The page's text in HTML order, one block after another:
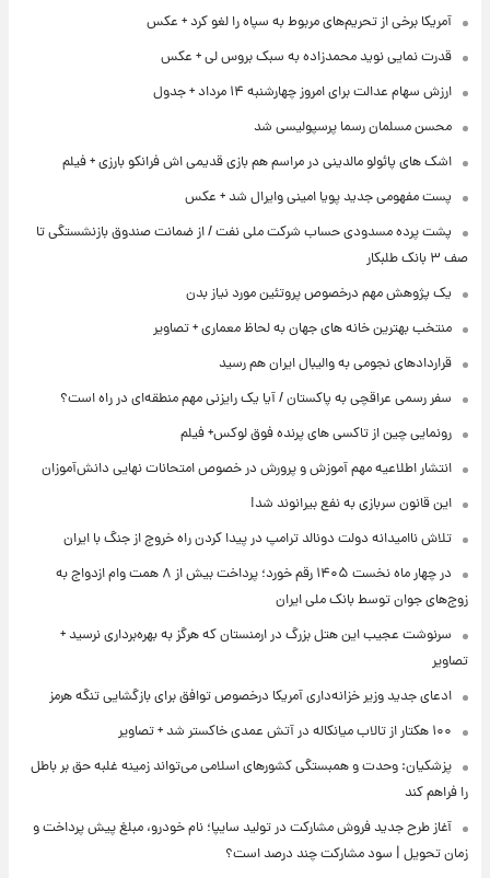
آمریکا برخی از تحریم‌های مربوط به سپاه را لغو کرد + عکس
قدرت نمایی نوید محمدزاده به سبک بروس لی + عکس
ارزش سهام عدالت برای امروز چهارشنبه ۱۴ مرداد + جدول
محسن مسلمان رسما پرسپولیسی شد
اشک های پائولو مالدینی در مراسم هم بازی قدیمی اش فرانکو بارزی + فیلم
پست مفهومی جدید پویا امینی وایرال شد + عکس
پشت پرده‌ مسدودی حساب شرکت ملی نفت / از ضمانت صندوق بازنشستگی تا
صف ۳ بانک طلبکار
یک پژوهش مهم درخصوص پروتئین مورد نیاز بدن
منتخب بهترین خانه های جهان به لحاظ معماری + تصاویر
قراردادهای نجومی به والیبال ایران هم رسید
سفر رسمی عراقچی به پاکستان / آیا یک رایزنی مهم منطقه‌ای در راه است؟
رونمایی چین از تاکسی های پرنده فوق لوکس+ فیلم
انتشار اطلاعیه مهم آموزش و پرورش در خصوص امتحانات نهایی دانش‌آموزان
این قانون سربازی به نفع بیرانوند شد!
تلاش ناامیدانه‌ دولت دونالد ترامپ در پیدا کردن راه خروج از جنگ با ایران
در چهار ماه نخست ۱۴۰۵ رقم خورد؛ پرداخت بیش از ۸ همت وام ازدواج به
زوج‌های جوان توسط بانک ملی ایران
سرنوشت عجیب این هتل بزرگ در ارمنستان که هرگز به بهره‌برداری نرسید +
تصاویر
ادعای جدید وزیر خزانه‌داری آمریکا درخصوص توافق برای بازگشایی تنگه هرمز
۱۰۰ هکتار از تالاب میانکاله در آتش عمدی خاکستر شد + تصاویر
پزشکیان: وحدت و همبستگی کشورهای اسلامی می‌تواند زمینه غلبه حق بر باطل
را فراهم کند
آغاز طرح جدید فروش مشارکت در تولید سایپا؛ نام خودرو، مبلغ پیش پرداخت و
زمان تحویل | سود مشارکت چند درصد است؟